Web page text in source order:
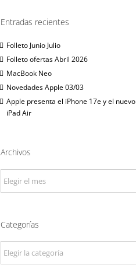
Entradas recientes
Folleto Junio Julio
Folleto ofertas Abril 2026
MacBook Neo
Novedades Apple 03/03
Apple presenta el iPhone 17e y el nuevo
iPad Air
Archivos
Archivos
Categorías
Categorías